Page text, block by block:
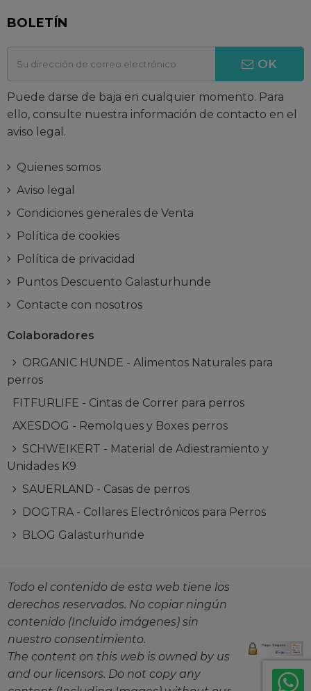
BOLETÍN
OK
Puede darse de baja en cualquier momento. Para
ello, consulte nuestra información de contacto en el
aviso legal.
Quienes somos
Aviso legal
Condiciones generales de Venta
Política de cookies
Política de privacidad
Puntos Descuento Galasturhunde
Contacte con nosotros
Colaboradores
ORGANIC HUNDE - Alimentos Naturales para
perros
FITFURLIFE - Cintas de Correr para perros
AXESDOG - Remolques y Boxes perros
SCHWEIKERT - Material de Adiestramiento y
Unidades K9
SAUERLAND - Casas de perros
DOGTRA - Collares Electrónicos para Perros
BLOG Galasturhunde
Todo el contenido de esta web tiene los
derechos reservados. No copiar ningún
contenido (Incluido imágenes) sin
nuestro consentimiento.
The content on this web is owned by us
and our licensors. Do not copy any